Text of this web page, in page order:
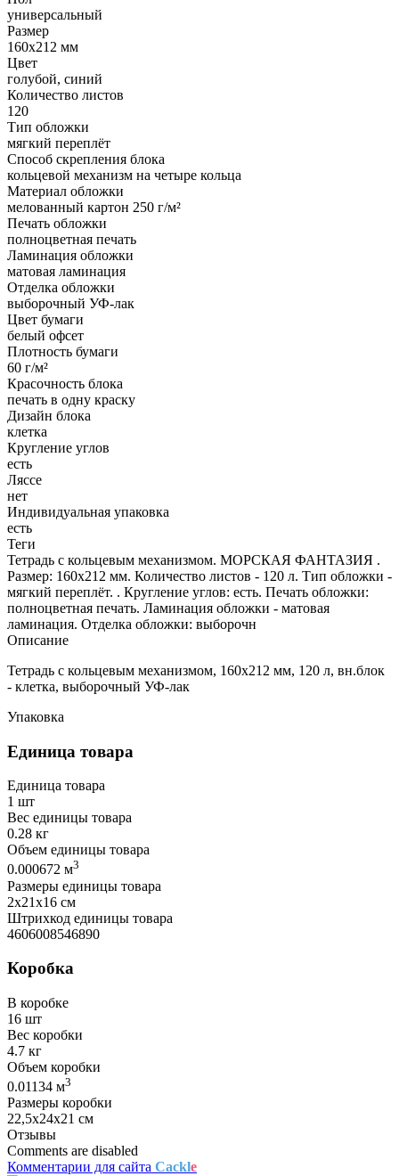
универсальный
Размер
160х212 мм
Цвет
голубой, синий
Количество листов
120
Тип обложки
мягкий переплёт
Способ скрепления блока
кольцевой механизм на четыре кольца
Материал обложки
мелованный картон 250 г/м²
Печать обложки
полноцветная печать
Ламинация обложки
матовая ламинация
Отделка обложки
выборочный УФ-лак
Цвет бумаги
белый офсет
Плотность бумаги
60 г/м²
Красочность блока
печать в одну краску
Дизайн блока
клетка
Кругление углов
есть
Ляссе
нет
Индивидуальная упаковка
есть
Теги
Тетрадь с кольцевым механизмом. МОРСКАЯ ФАНТАЗИЯ .
Размер: 160х212 мм. Количество листов - 120 л. Тип обложки -
мягкий переплёт. . Кругление углов: есть. Печать обложки:
полноцветная печать. Ламинация обложки - матовая
ламинация. Отделка обложки: выборочн
Описание
Тетрадь с кольцевым механизмом, 160х212 мм, 120 л, вн.блок
- клетка, выборочный УФ-лак
Упаковка
Единица товара
Единица товара
1 шт
Вес единицы товара
0.28 кг
Объем единицы товара
0.000672 м3
Размеры единицы товара
2х21х16 см
Штрихкод единицы товара
4606008546890
Коробка
В коробке
16 шт
Вес коробки
4.7 кг
Объем коробки
0.01134 м3
Размеры коробки
22,5х24х21 см
Отзывы
Comments are disabled
Комментарии для сайта Cackle